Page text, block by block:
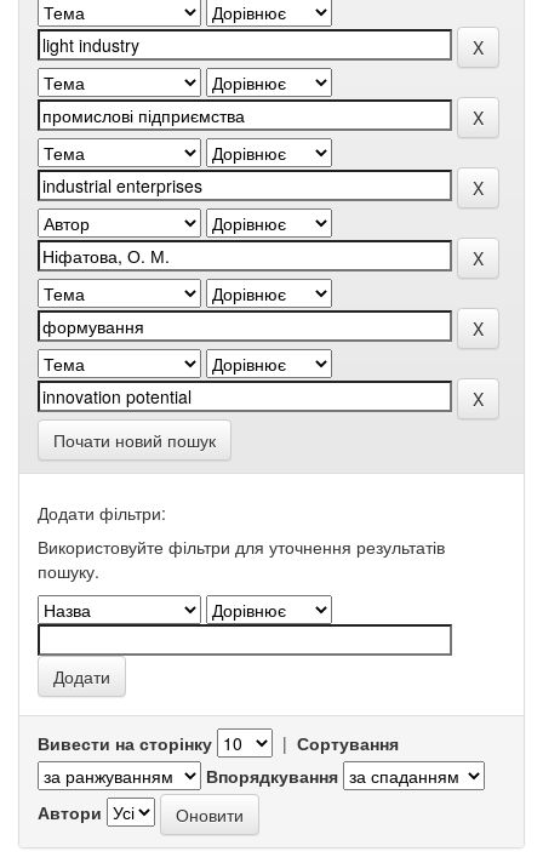
Почати новий пошук
Додати фільтри:
Використовуйте фільтри для уточнення результатів
пошуку.
Вивести на сторінку | Сортування
Впорядкування
Автори